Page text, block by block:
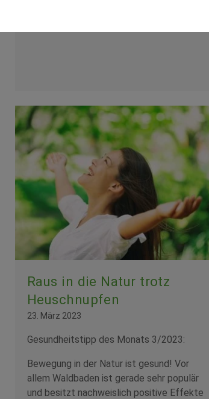
Raus in die Natur trotz
Heuschnupfen
23. März 2023
Gesundheitstipp des Monats 3/2023:
Bewegung in der Natur ist gesund! Vor
allem Waldbaden ist gerade sehr populär
und besitzt nachweislich positive Effekte